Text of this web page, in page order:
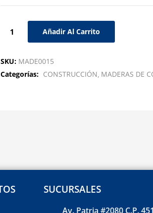
Añadir Al Carrito
SKU: MADE0015
Categorías: CONSTRUCCIÓN MADERAS DE
SUCURSALES
Av. Patria #2080 C.P.